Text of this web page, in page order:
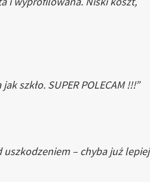
szkło. SUPER POLECAM !!!”
uszkodzeniem – chyba już lepiej